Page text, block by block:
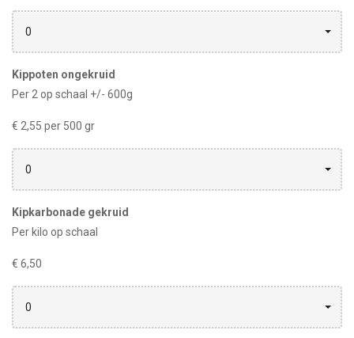
0
Kippoten ongekruid
Per 2 op schaal +/- 600g
€ 2,55 per 500 gr
0
Kipkarbonade gekruid
Per kilo op schaal
€ 6,50
0